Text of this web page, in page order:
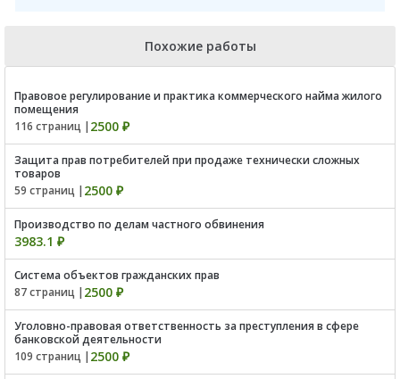
Похожие работы
Правовое регулирование и практика коммерческого найма жилого
помещения
116 страниц | 2500 ₽
Защита прав потребителей при продаже технически сложных
товаров
59 страниц | 2500 ₽
Производство по делам частного обвинения
3983.1 ₽
Система объектов гражданских прав
87 страниц | 2500 ₽
Уголовно-правовая ответственность за преступления в сфере
банковской деятельности
109 страниц | 2500 ₽